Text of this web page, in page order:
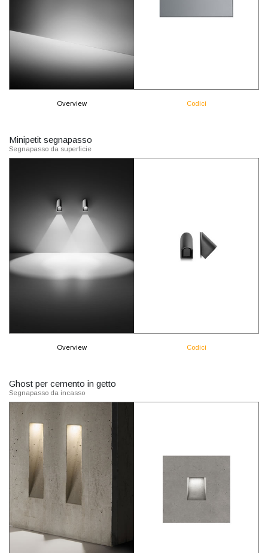
Overview Codici
Minipetit segnapasso
Segnapasso da superficie
Overview Codici
Ghost per cemento in getto
Segnapasso da incasso